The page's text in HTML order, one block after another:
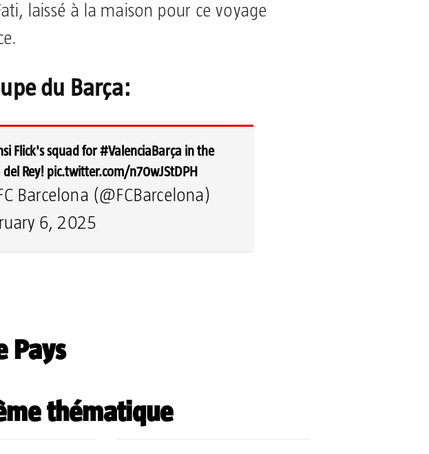
laissé à la maison pour ce voyage
du Barça:
Flick's squad for#ValenciaBarça in the
del Rey! pic.twitter.com/n70wJStDPH
Barcelona (@FCBarcelona)
6, 2025
Pays
thématique